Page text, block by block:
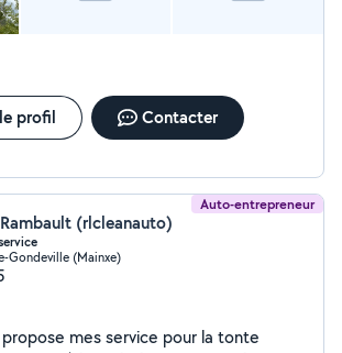
profil Contacter
Auto-entrepreneur
(rlcleanauto)
Gondeville (Mainxe)
propose mes service pour la tonte